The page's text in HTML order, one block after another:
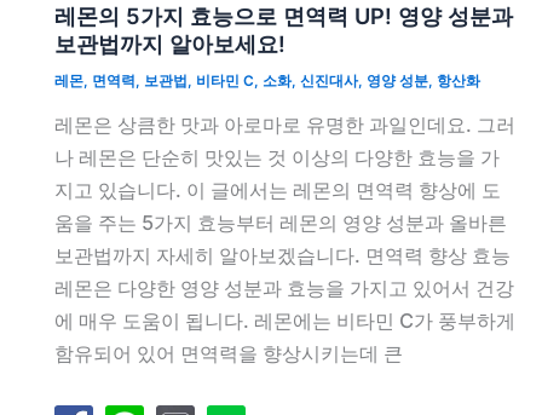
레몬의 5가지 효능으로 면역력 UP! 영양 성분과
보관법까지 알아보세요!
레몬, 면역력, 보관법, 비타민 C, 소화, 신진대사, 영양 성분, 항산화
레몬은 상큼한 맛과 아로마로 유명한 과일인데요. 그러
나 레몬은 단순히 맛있는 것 이상의 다양한 효능을 가
지고 있습니다. 이 글에서는 레몬의 면역력 향상에 도
움을 주는 5가지 효능부터 레몬의 영양 성분과 올바른
보관법까지 자세히 알아보겠습니다. 면역력 향상 효능
레몬은 다양한 영양 성분과 효능을 가지고 있어서 건강
에 매우 도움이 됩니다. 레몬에는 비타민 C가 풍부하게
함유되어 있어 면역력을 향상시키는데 큰